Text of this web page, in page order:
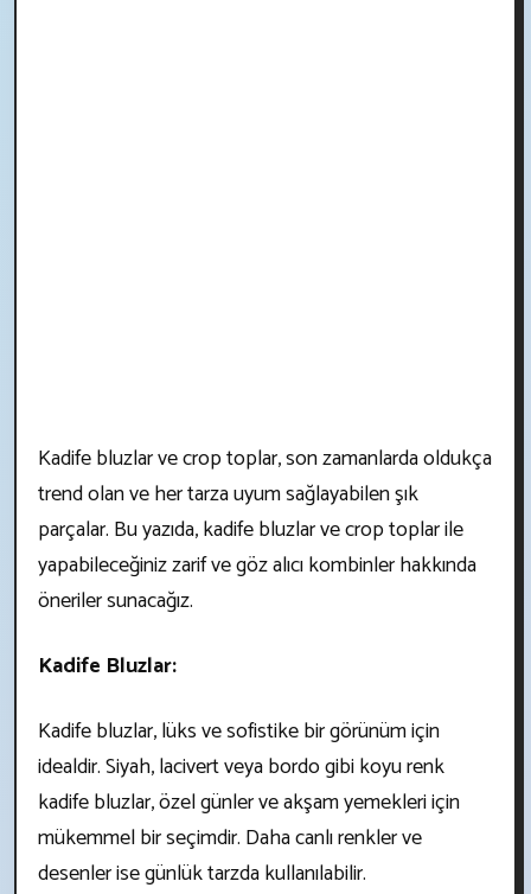
Kadife bluzlar ve crop toplar, son zamanlarda oldukça
trend olan ve her tarza uyum sağlayabilen şık
parçalar. Bu yazıda, kadife bluzlar ve crop toplar ile
yapabileceğiniz zarif ve göz alıcı kombinler hakkında
öneriler sunacağız.
Kadife Bluzlar:
Kadife bluzlar, lüks ve sofistike bir görünüm için
idealdir. Siyah, lacivert veya bordo gibi koyu renk
kadife bluzlar, özel günler ve akşam yemekleri için
mükemmel bir seçimdir. Daha canlı renkler ve
desenler ise günlük tarzda kullanılabilir.